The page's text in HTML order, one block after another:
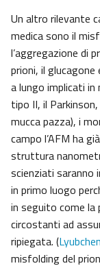
Un altro rilevante
medica sono il
l’aggregazione di
prioni, il
a lungo implicati
tipo II, il
mucca pazza), i
campo l’AFM ha
struttura
scienziati saranno
in primo luogo
in seguito come
circostanti ad
ripiegata. (
misfolding del